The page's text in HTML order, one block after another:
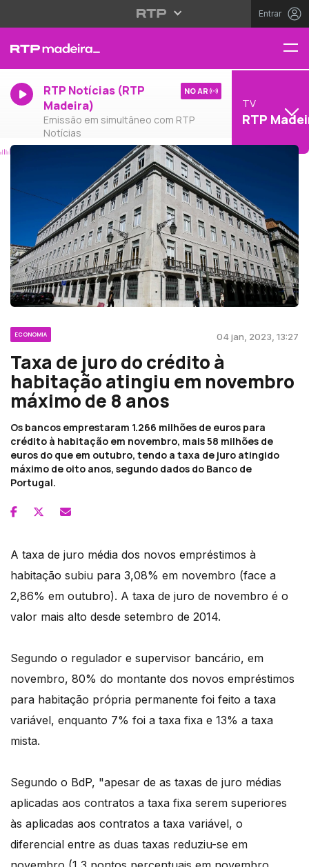
Entrar
RTP Notícias (RTP
Madeira)
Emissão em simultâneo com RTP
Notícias
NO AR
TV
RTP
ECONOMIA 04 jan, 2023, 13:27
Taxa de juro do crédito à
habitação atingiu em novembro
máximo de 8 anos
Os bancos emprestaram 1.266 milhões de euros para
crédito à habitação em novembro, mais 58 milhões de
euros do que em outubro, tendo a taxa de juro atingido
máximo de oito anos, segundo dados do Banco de
Portugal.
A taxa de juro média dos novos empréstimos à
habitação subiu para 3,08% em novembro (face a
2,86% em outubro). A taxa de juro de novembro é o
valor mais alto desde setembro de 2014.
Segundo o regulador e supervisor bancário, em
novembro, 80% do montante dos novos empréstimos
para habitação própria permanente foi feito a taxa
variável, enquanto 7% foi a taxa fixa e 13% a taxa
mista.
Segundo o BdP, "apesar de as taxas de juro médias
aplicadas aos contratos a taxa fixa serem superiores
às aplicadas aos contratos a taxa variável, o
diferencial entre as duas taxas reduziu-se em